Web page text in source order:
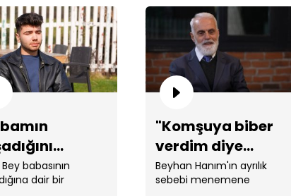
babasının
dair bir
"Komşuya biber
verdim diye
Türkiye'ye
döndü!"
Beyhan Hanım'ın ayrılık
sebebi menemene